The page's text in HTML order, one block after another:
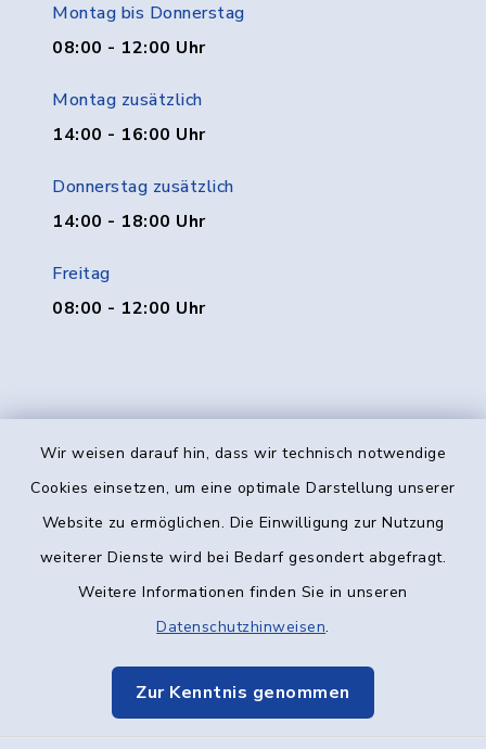
Wir weisen darauf hin, dass wir technisch notwendige
Cookies einsetzen, um eine optimale Darstellung unserer
Website zu ermöglichen. Die Einwilligung zur Nutzung
weiterer Dienste wird bei Bedarf gesondert abgefragt.
Weitere Informationen finden Sie in unseren
Datenschutzhinweisen.
Zur Kenntnis genommen
Montag bis Donnerstag
08:00 - 12:00 Uhr
Montag zusätzlich
14:00 - 16:00 Uhr
Donnerstag zusätzlich
14:00 - 18:00 Uhr
Freitag
08:00 - 12:00 Uhr
Kontakt
Datenschutz
Elektronische Kommunikation